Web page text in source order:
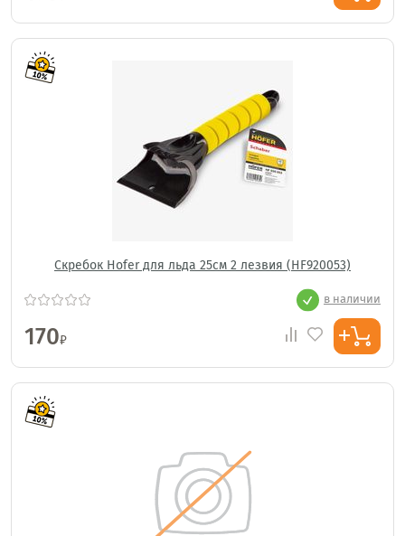
Скребок Hofer для льда 25см 2 лезвия (HF920053)
в наличии
170₽